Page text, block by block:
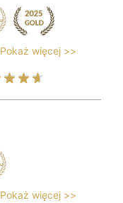
Pokaż więcej >>
Pokaż więcej >>